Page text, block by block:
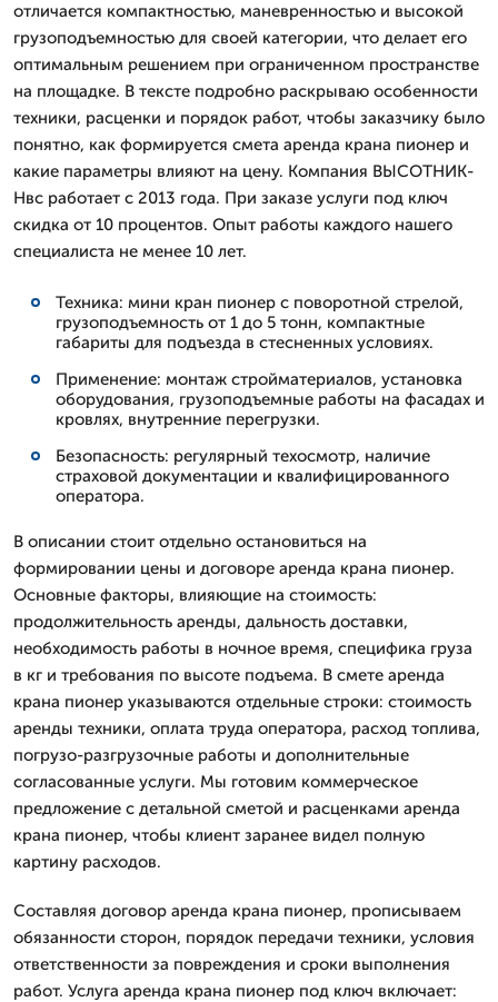
отличается компактностью, маневренностью и высокой
грузоподъемностью для своей категории, что делает его
оптимальным решением при ограниченном пространстве
на площадке. В тексте подробно раскрываю особенности
техники, расценки и порядок работ, чтобы заказчику было
понятно, как формируется смета аренда крана пионер и
какие параметры влияют на цену. Компания ВЫСОТНИК-
Нвс работает с 2013 года. При заказе услуги под ключ
скидка от 10 процентов. Опыт работы каждого нашего
специалиста не менее 10 лет.
Техника: мини кран пионер с поворотной стрелой,
грузоподъемность от 1 до 5 тонн, компактные
габариты для подъезда в стесненных условиях.
Применение: монтаж стройматериалов, установка
оборудования, грузоподъемные работы на фасадах и
кровлях, внутренние перегрузки.
Безопасность: регулярный техосмотр, наличие
страховой документации и квалифицированного
оператора.
В описании стоит отдельно остановиться на
формировании цены и договоре аренда крана пионер.
Основные факторы, влияющие на стоимость:
продолжительность аренды, дальность доставки,
необходимость работы в ночное время, специфика груза
в кг и требования по высоте подъема. В смете аренда
крана пионер указываются отдельные строки: стоимость
аренды техники, оплата труда оператора, расход топлива,
погрузо-разгрузочные работы и дополнительные
согласованные услуги. Мы готовим коммерческое
предложение с детальной сметой и расценками аренда
крана пионер, чтобы клиент заранее видел полную
картину расходов.
Составляя договор аренда крана пионер, прописываем
обязанности сторон, порядок передачи техники, условия
ответственности за повреждения и сроки выполнения
работ. Услуга аренда крана пионер под ключ включает: